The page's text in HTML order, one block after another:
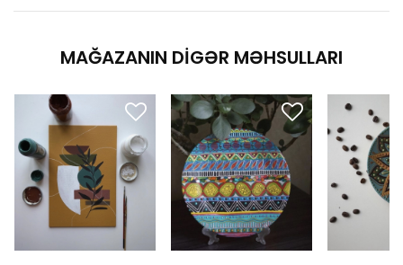
MAĞAZANIN DIGƏR MƏHSULLARI